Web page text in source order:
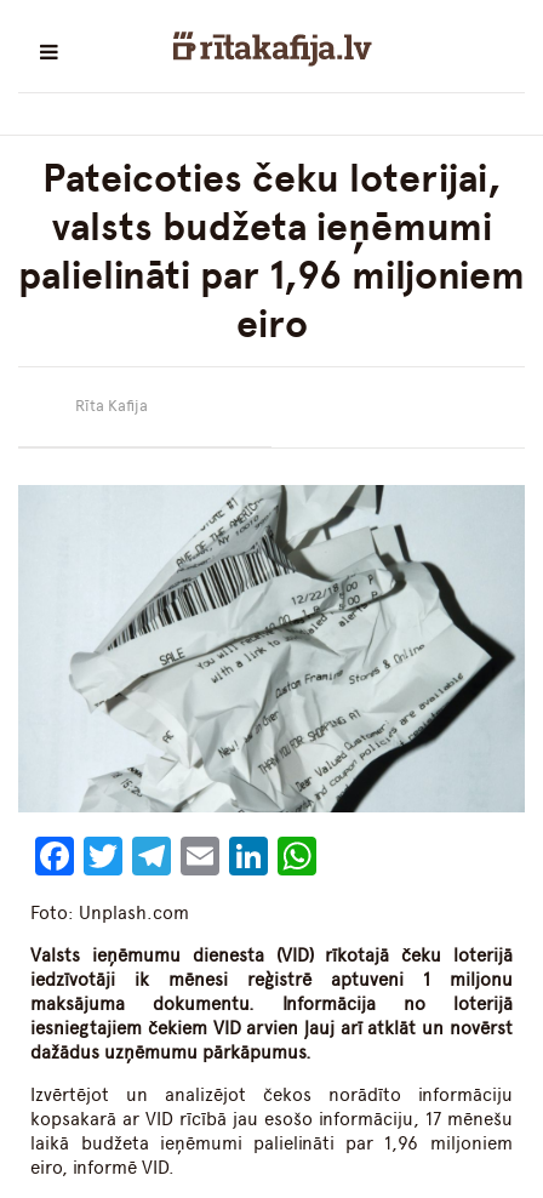
Pateicoties čeku loterijai,
valsts budžeta ieņēmumi
palielināti par 1,96 miljoniem
eiro
Rīta Kafija
Facebook
Twitter
Telegram
EmailLinkedIn
Foto: Unplash.com
Valsts ieņēmumu dienesta (VID) rīkotajā čeku loterijā
iedzīvotāji ik mēnesi reģistrē aptuveni 1 miljonu
maksājuma dokumentu. Informācija no loterijā
iesniegtajiem čekiem VID arvien ļauj arī atklāt un novērst
dažādus uzņēmumu pārkāpumus.
Izvērtējot un analizējot čekos norādīto informāciju
kopsakarā ar VID rīcībā jau esošo informāciju, 17 mēnešu
laikā budžeta ieņēmumi palielināti par 1,96 miljoniem
eiro, informē VID.